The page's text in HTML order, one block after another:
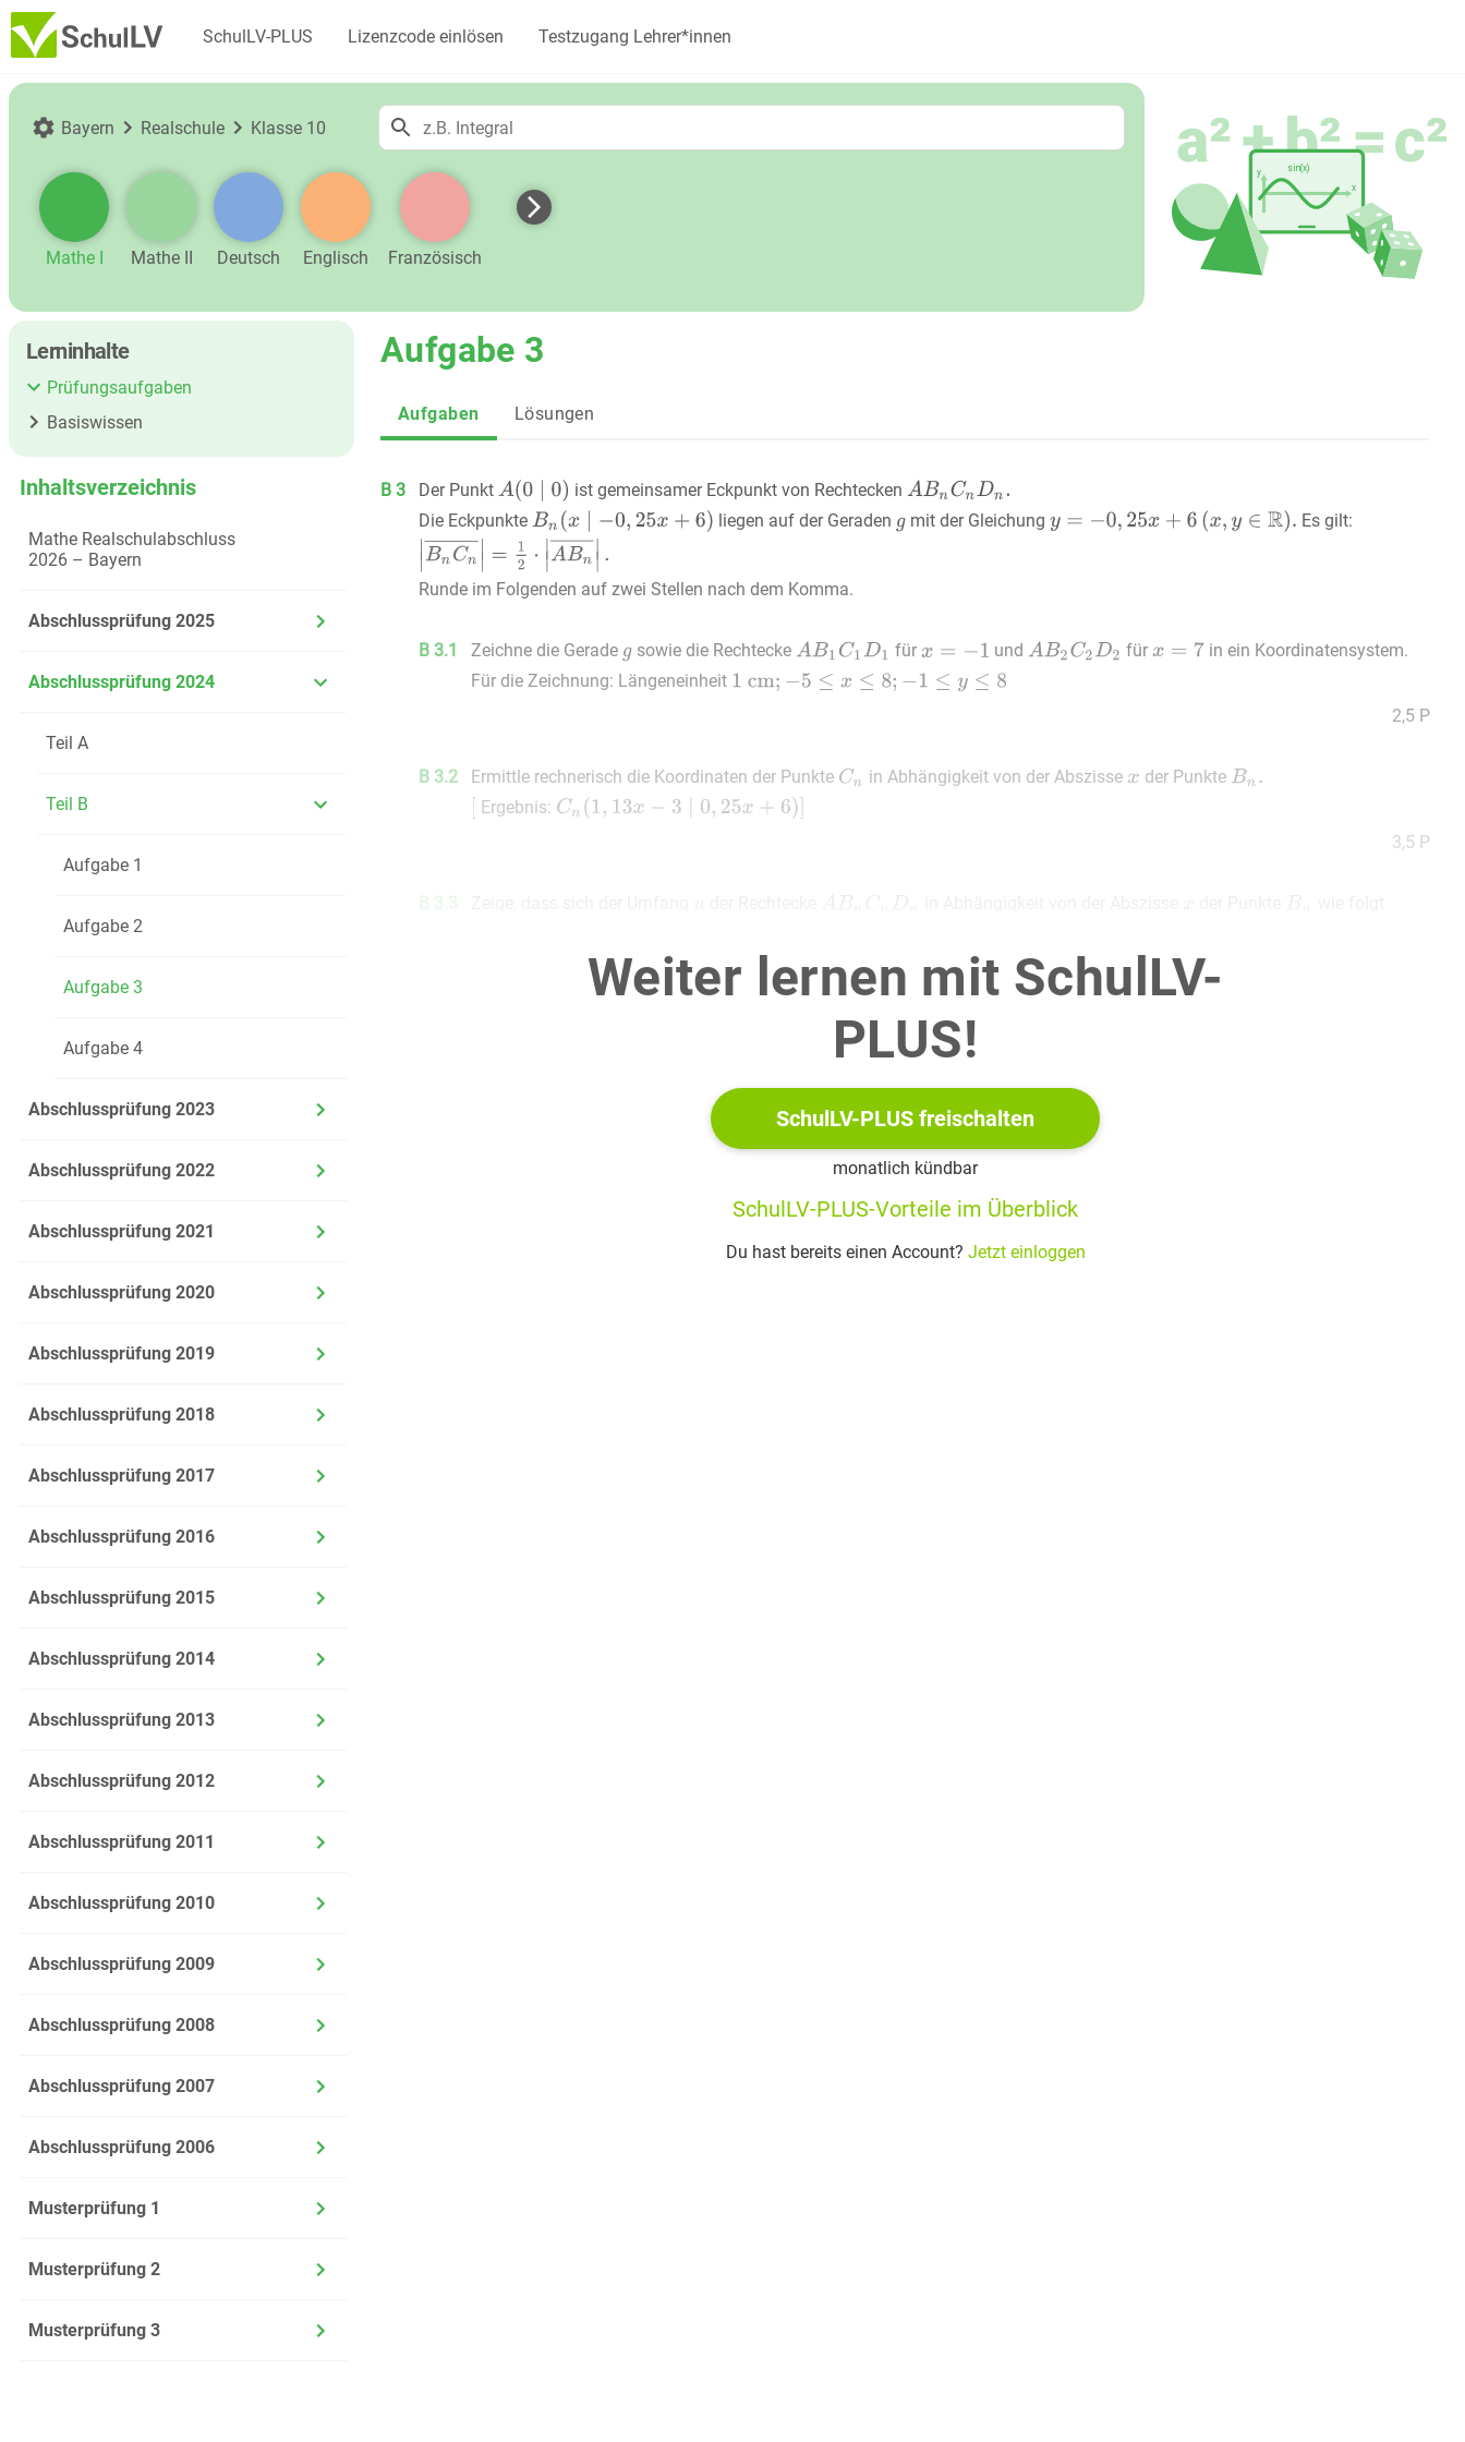
SchulLV-PLUS Lizenzcode einlösen Testzugang Lehrer*innen
Bayern Realschule Klasse 10
Mathe I Mathe II Deutsch Englisch Französisch
Lerninhalte
Prüfungsaufgaben
Basiswissen
Inhaltsverzeichnis
Mathe Realschulabschluss
2026 – Bayern
Abschlussprüfung 2025
Abschlussprüfung 2024
Teil A
Teil B
Aufgabe 1
Aufgabe 2
Aufgabe 3
Aufgabe 4
Abschlussprüfung 2023
Abschlussprüfung 2022
Abschlussprüfung 2021
Abschlussprüfung 2020
Abschlussprüfung 2019
Abschlussprüfung 2018
Abschlussprüfung 2017
Abschlussprüfung 2016
Abschlussprüfung 2015
Abschlussprüfung 2014
Abschlussprüfung 2013
Abschlussprüfung 2012
Abschlussprüfung 2011
Abschlussprüfung 2010
Abschlussprüfung 2009
Abschlussprüfung 2008
Abschlussprüfung 2007
Abschlussprüfung 2006
Musterprüfung 1
Musterprüfung 2
Musterprüfung 3
Aufgabe 3
Aufgaben Lösungen
B 3 Der Punkt
ist gemeinsamer Eckpunkt von Rechtecken
Die Eckpunkte
liegen auf der Geraden mit der Gleichung Es gilt:
Runde im Folgenden auf zwei Stellen nach dem Komma.
B 3.1 Zeichne die Gerade sowie die Rechtecke für und für
in ein Koordinatensystem.
Für die Zeichnung: Längeneinheit
2,5 P
B 3.2 Ermittle rechnerisch die Koordinaten der Punkte in Abhängigkeit von der Abszisse
der Punkte
Ergebnis:
3,5 P
Berechne den Umfang des Rechtecks
Bestimme sodann den minimalen Umfang sowie die zugehörige Belegung für
Weiter lernen mit SchulLV-
PLUS!
SchulLV-PLUS freischalten
monatlich kündbar
SchulLV-PLUS-Vorteile im Überblick
Du hast bereits einen Account? Jetzt einloggen